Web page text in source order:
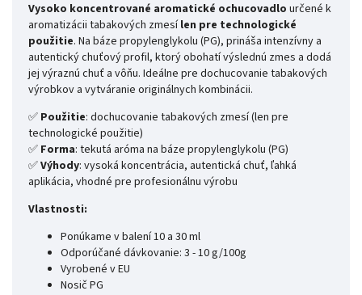
Vysoko koncentrované aromatické ochucovadlo určené k
aromatizácii tabakových zmesí len pre technologické
použitie. Na báze propylenglykolu (PG), prináša intenzívny a
autentický chuťový profil, ktorý obohatí výslednú zmes a dodá
jej výraznú chuť a vôňu. Ideálne pre dochucovanie tabakových
výrobkov a vytváranie originálnych kombinácii.
✅ Použitie: dochucovanie tabakových zmesí (len pre
technologické použitie)
✅ Forma: tekutá aróma na báze propylenglykolu (PG)
✅Výhody: vysoká koncentrácia, autentická chuť, ľahká
aplikácia, vhodné pre profesionálnu výrobu
Vlastnosti:
Ponúkame v balení 10 a 30 ml
Odporúčané dávkovanie: 3 - 10 g/100g
Vyrobené v EU
Nosič PG